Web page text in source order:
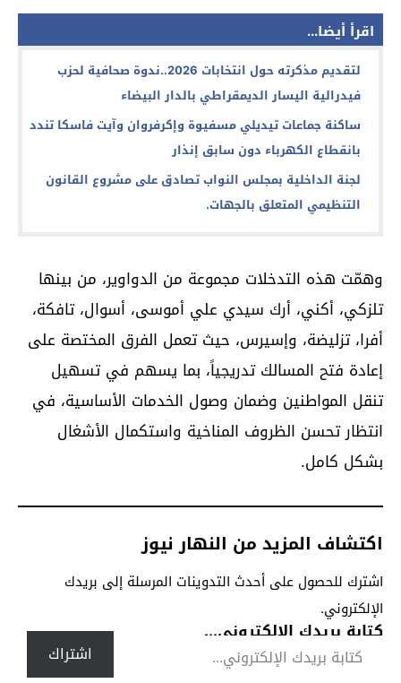
اقرأ أيضا...
لتقديم مذكرته حول انتخابات 2026..ندوة صحافية لحزب
فيدرالية اليسار الديمقراطي بالدار البيضاء
ساكنة جماعات تيديلي مسفيوة وإكرفروان وآيت فاسكا تندد
بانقطاع الكهرباء دون سابق إنذار
لجنة الداخلية بمجلس النواب تصادق على مشروع القانون
التنظيمي المتعلق بالجهات.
وهمّت هذه التدخلات مجموعة من الدواوير، من بينها
تلزكي، أكني، أرك سيدي علي أموسى، أسوال، تافكة،
أفرا، تزليضة، وإسيرس، حيث تعمل الفرق المختصة على
إعادة فتح المسالك تدريجياً، بما يسهم في تسهيل
تنقل المواطنين وضمان وصول الخدمات الأساسية، في
انتظار تحسن الظروف المناخية واستكمال الأشغال
بشكل كامل.
اكتشاف المزيد من النهار نيوز
اشترك للحصول على أحدث التدوينات المرسلة إلى بريدك
الإلكتروني.
كتابة بريدك الإلكتروني...
اشتراك